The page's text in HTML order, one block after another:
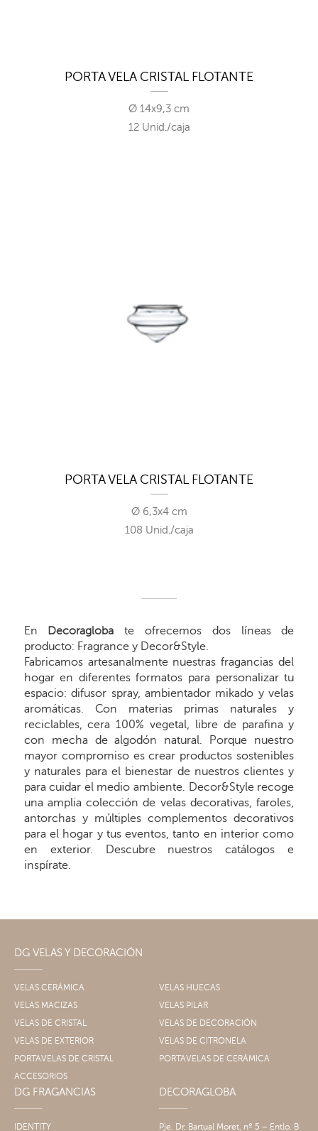
PORTA VELA CRISTAL FLOTANTE
Ø 14x9,3 cm
12 Unid./caja
PORTA VELA CRISTAL FLOTANTE
Ø 6,3x4 cm
108 Unid./caja
En Decoragloba te ofrecemos dos líneas de
producto: Fragrance y Decor&Style.
Fabricamos artesanalmente nuestras fragancias del
hogar en diferentes formatos para personalizar tu
espacio: difusor spray, ambientador mikado y velas
aromáticas. Con materias primas naturales y
reciclables, cera 100% vegetal, libre de parafina y
con mecha de algodón natural. Porque nuestro
mayor compromiso es crear productos sostenibles
y naturales para el bienestar de nuestros clientes y
para cuidar el medio ambiente. Decor&Style recoge
una amplia colección de velas decorativas, faroles,
antorchas y múltiples complementos decorativos
para el hogar y tus eventos, tanto en interior como
en exterior. Descubre nuestros catálogos e
inspírate.
DG VELAS Y DECORACIÓN
VELAS CERÁMICA
VELAS HUECAS
VELAS MACIZAS
VELAS PILAR
VELAS DE CRISTAL
VELAS DE DECORACIÓN
VELAS DE EXTERIOR
VELAS DE CITRONELA
PORTAVELAS DE CRISTAL
PORTAVELAS DE CERÁMICA
ACCESORIOS
DG FRAGANCIAS
IDENTITY
DECORAGLOBA
Pje. Dr. Bartual Moret, nº 5 – Entlo. B